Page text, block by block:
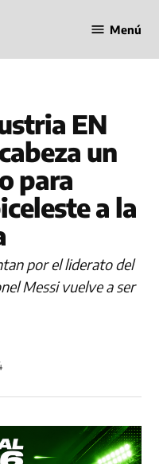
Menú
EN
un
para
a la
por el liderato del
Messi vuelve a ser